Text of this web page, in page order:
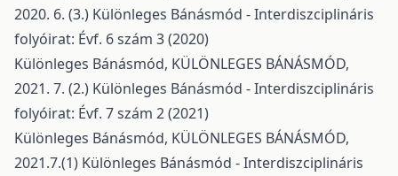
2020. 6. (3.) Különleges Bánásmód - Interdiszciplináris
folyóirat: Évf. 6 szám 3 (2020)
Különleges Bánásmód, KÜLÖNLEGES BÁNÁSMÓD,
2021. 7. (2.) Különleges Bánásmód - Interdiszciplináris
folyóirat: Évf. 7 szám 2 (2021)
Különleges Bánásmód, KÜLÖNLEGES BÁNÁSMÓD,
2021.7.(1) Különleges Bánásmód - Interdiszciplináris